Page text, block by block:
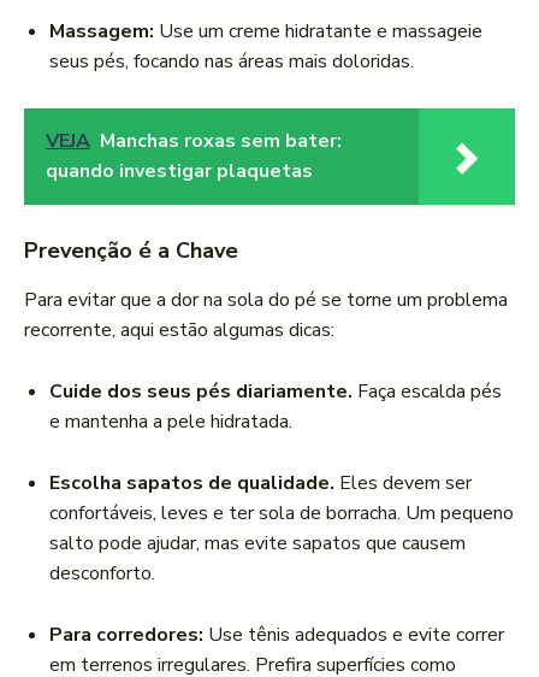
Massagem: Use um creme hidratante e massageie
seus pés, focando nas áreas mais doloridas.
VEJA Manchas roxas sem bater:
quando investigar plaquetas
Prevenção é a Chave
Para evitar que a dor na sola do pé se torne um problema
recorrente, aqui estão algumas dicas:
Cuide dos seus pés diariamente. Faça escalda pés
e mantenha a pele hidratada.
Escolha sapatos de qualidade. Eles devem ser
confortáveis, leves e ter sola de borracha. Um pequeno
salto pode ajudar, mas evite sapatos que causem
desconforto.
Para corredores: Use tênis adequados e evite correr
em terrenos irregulares. Prefira superfícies como